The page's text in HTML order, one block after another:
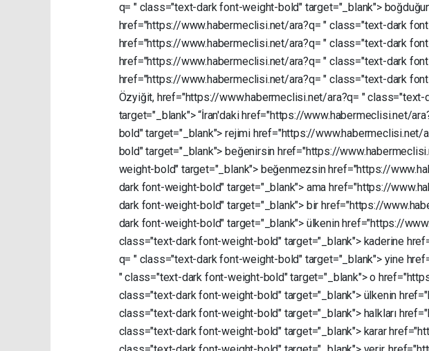
q= " class="text-darkfont-weight-bold" target="_blank">
href="https://www.habermeclisi.net/ara?q="class="text-dark
href="https://www.habermeclisi.net/ara?q="class="text-dark
href="https://www.habermeclisi.net/ara?q="class="text-dark
href="https://www.habermeclisi.net/ara?q="class="text-dark
Özyiğit, href="https://www.habermeclisi.net/ara?q= "class="text-
target="_blank">“İran'daki href="https://www.habermeclisi.net/
bold"target="_blank">rejimi href="https://www.habermeclisi.net/
bold"target="_blank"> beğenirsin href="https://
weight-bold"target="_blank"> beğenmezsin href="https://
dark font-weight-bold"target="_blank"> ama href="https://
dark font-weight-bold"target="_blank"> bir href="https://
dark font-weight-bold"target="_blank"> ülkenin href="https://
class="text-darkfont-weight-bold" target="_blank"> kaderine
q= " class="text-darkfont-weight-bold" target="_blank"> yine
"class="text-dark font-weight-bold"target="_blank">o
class="text-darkfont-weight-bold" target="_blank"> ülkenin
class="text-darkfont-weight-bold" target="_blank"> halkları
class="text-darkfont-weight-bold" target="_blank"> karar